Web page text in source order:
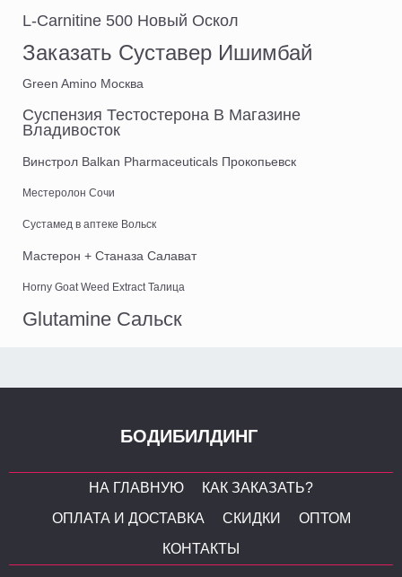
L-Carnitine 500 Новый Оскол
Заказать Суставер Ишимбай
Green Amino Москва
Суспензия Тестостерона В Магазине
Владивосток
Винстрол Balkan Pharmaceuticals Прокопьевск
Местеролон Сочи
Сустамед в аптеке Вольск
Мастерон + Станаза Салават
Horny Goat Weed Extract Талица
Glutamine Сальск
БОДИБИЛДИНГ
НА ГЛАВНУЮ
КАК ЗАКАЗАТЬ?
ОПЛАТА И ДОСТАВКА
СКИДКИ
ОПТОМ
КОНТАКТЫ